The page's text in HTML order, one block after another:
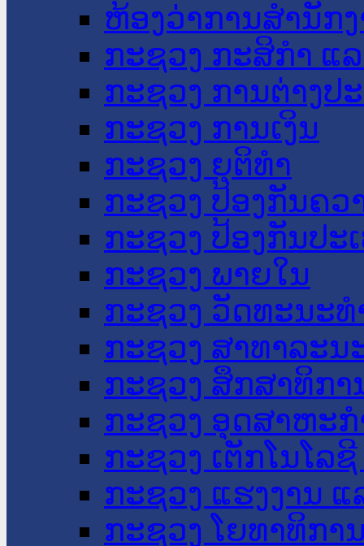
ຫ້ອງວ່າການສຳນັກ
ກະຊວງ ກະສິກຳ ແ
ກະຊວງ ການຕ່າງປ
ກະຊວງ ການເງິນ
ກະຊວງ ຍຸຕິທໍາ
ກະຊວງ ປ້ອງກັນຄວ
ກະຊວງ ປ້ອງກັນປະ
ກະຊວງ ພາຍໃນ
ກະຊວງ ວັດທະນະ
ກະຊວງ ສາທາລະນ
ກະຊວງ ສຶກສາທິກາ
ກະຊວງ ອຸດສາຫະ
ກະຊວງ ເຕັກໂນໂລ
ກະຊວງ ແຮງງານ
ກະຊວງ ໂຍທາທິກາ